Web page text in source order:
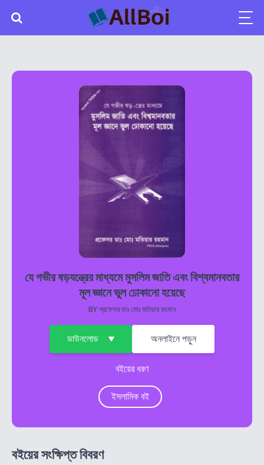
যে গভীর ষড়যন্ত্রের মাধ্যমে মুসলিম জাতি এবং বিশ্বমানবতার
মূল জ্ঞানে ভুল ঢোকানো হয়েছে
BYপ্রফেসর ডাঃ মোঃ মতিয়ার রহমান
ডাউনলোড অনলাইনে পড়ুন
বইয়ের ধরণ
ইসলামিক বই
বইয়ের সংক্ষিপ্ত বিবরণ